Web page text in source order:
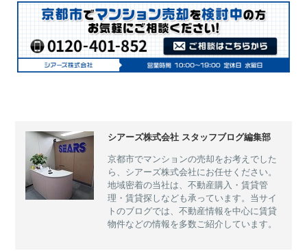
シアーズ株式会社 スタッフブログ編集部
京都市でマンションの売却をお考えでした
ら、シアーズ株式会社にお任せください。
地域密着の当社は、不動産購入・賃貸管
理・賃貸探しなども承っています。当サイ
トのブログでは、不動産情報を中心に賃貸
物件などの情報を多数ご紹介しています。